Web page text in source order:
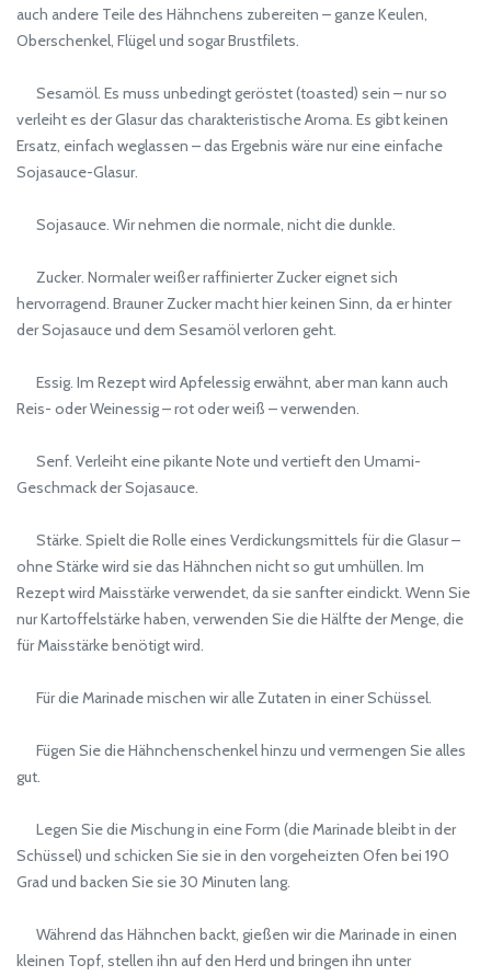
auch andere Teile des Hähnchens zubereiten – ganze Keulen,
Oberschenkel, Flügel und sogar Brustfilets.
Sesamöl. Es muss unbedingt geröstet (toasted) sein – nur so
verleiht es der Glasur das charakteristische Aroma. Es gibt keinen
Ersatz, einfach weglassen – das Ergebnis wäre nur eine einfache
Sojasauce-Glasur.
Sojasauce. Wir nehmen die normale, nicht die dunkle.
Zucker. Normaler weißer raffinierter Zucker eignet sich
hervorragend. Brauner Zucker macht hier keinen Sinn, da er hinter
der Sojasauce und dem Sesamöl verloren geht.
Essig. Im Rezept wird Apfelessig erwähnt, aber man kann auch
Reis- oder Weinessig – rot oder weiß – verwenden.
Senf. Verleiht eine pikante Note und vertieft den Umami-
Geschmack der Sojasauce.
Stärke. Spielt die Rolle eines Verdickungsmittels für die Glasur –
ohne Stärke wird sie das Hähnchen nicht so gut umhüllen. Im
Rezept wird Maisstärke verwendet, da sie sanfter eindickt. Wenn Sie
nur Kartoffelstärke haben, verwenden Sie die Hälfte der Menge, die
für Maisstärke benötigt wird.
Für die Marinade mischen wir alle Zutaten in einer Schüssel.
Fügen Sie die Hähnchenschenkel hinzu und vermengen Sie alles
gut.
Legen Sie die Mischung in eine Form (die Marinade bleibt in der
Schüssel) und schicken Sie sie in den vorgeheizten Ofen bei 190
Grad und backen Sie sie 30 Minuten lang.
Während das Hähnchen backt, gießen wir die Marinade in einen
kleinen Topf, stellen ihn auf den Herd und bringen ihn unter